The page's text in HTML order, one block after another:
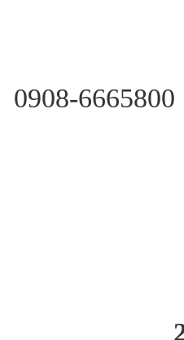
0908-6665800